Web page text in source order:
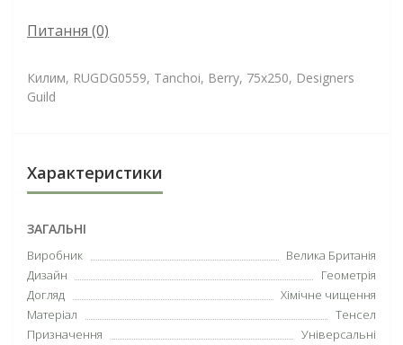
Питання (0)
Килим, RUGDG0559, Tanchoi, Berry, 75х250, Designers
Guild
Характеристики
ЗАГАЛЬНІ
Виробник
Велика Британія
Дизайн
Геометрія
Догляд
Хімічне чищення
Матеріал
Тенсел
Призначення
Універсальні